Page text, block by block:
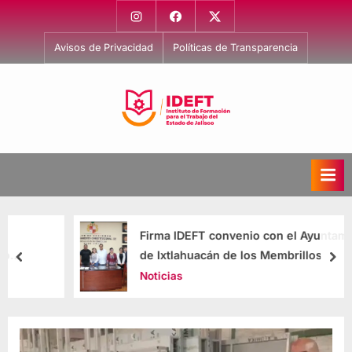
Avisos de Privacidad Políticas de Transparencia
i
t
u
d
para
Firma IDEFT convenio con el Ayuntamiento
de Ixtlahuacán de los Membrillos
Noticias